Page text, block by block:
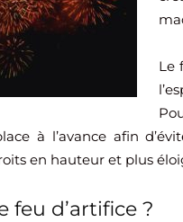
Le
à l’avance afin
en hauteur et plus
feu d’artifice ?